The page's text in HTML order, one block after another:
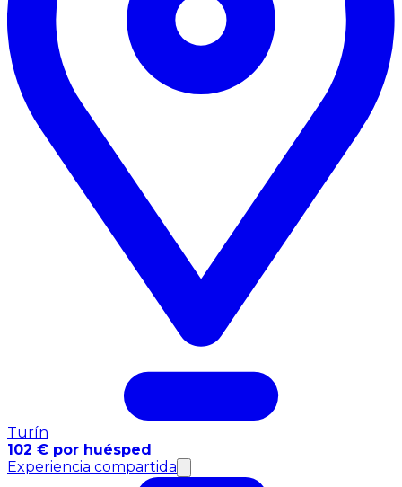
Turín
102 € por huésped
Experiencia compartida